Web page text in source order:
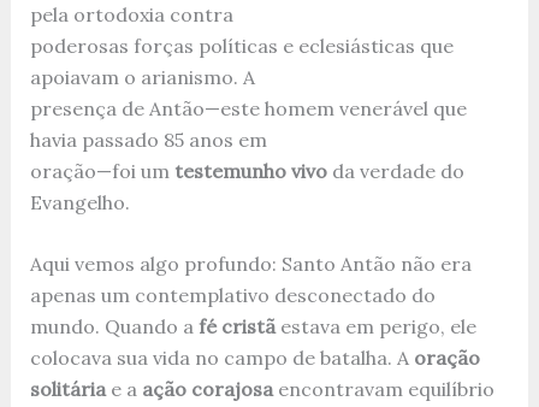
pela ortodoxia contra
poderosas forças políticas e eclesiásticas que
apoiavam o arianismo. A
presença de Antão—este homem venerável que
havia passado 85 anos em
oração—foi um testemunho vivoda verdade do
Evangelho.
Aqui vemos algo profundo: Santo Antão não era
apenas um contemplativo desconectado do
mundo. Quando a fé cristãestava em perigo, ele
colocava sua vida no campo de batalha. A oração
solitáriae a ação corajosaencontravam equilíbrio